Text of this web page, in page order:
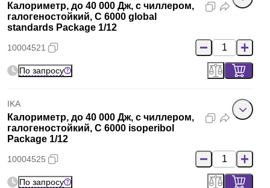
Калориметр, до 40 000 Дж, с чиллером,
галогеностойкий, C 6000 global
standards Package 1/12
10004521
По запросу
IKA
Калориметр, до 40 000 Дж, с чиллером,
галогеностойкий, C 6000 isoperibol
Package 1/12
10004525
По запросу